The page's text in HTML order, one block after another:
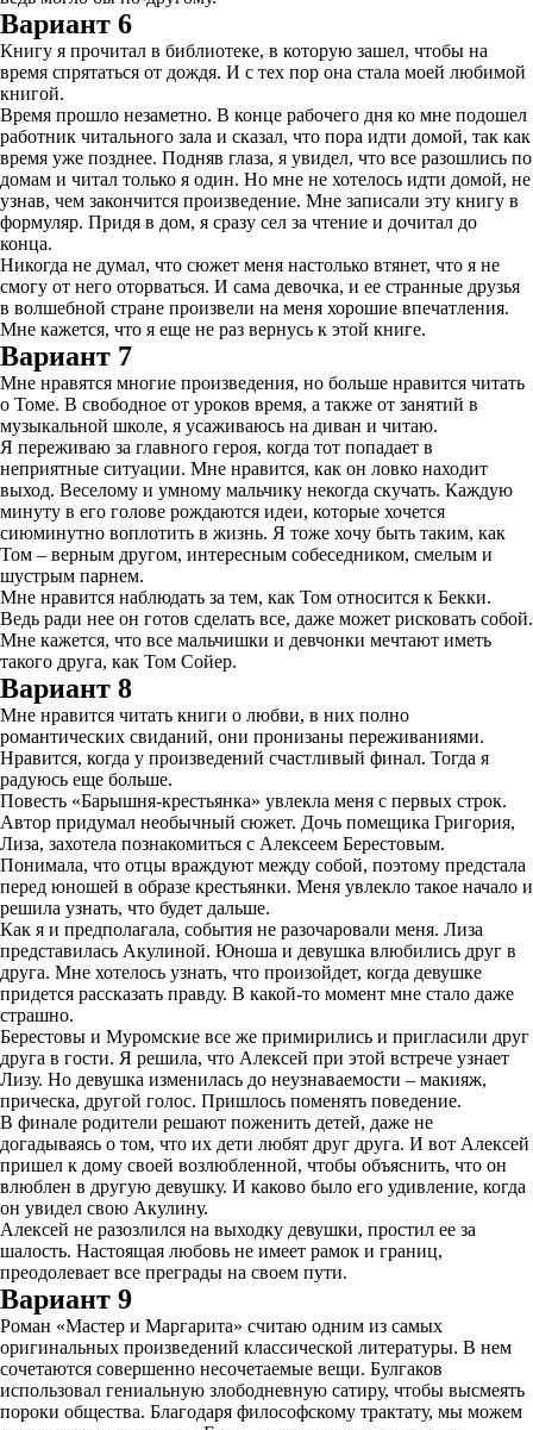
Вариант 6
Книгу я прочитал в библиотеке, в которую зашел, чтобы на
время спрятаться от дождя. И с тех пор она стала моей любимой
книгой.
Время прошло незаметно. В конце рабочего дня ко мне подошел
работник читального зала и сказал, что пора идти домой, так как
время уже позднее. Подняв глаза, я увидел, что все разошлись по
домам и читал только я один. Но мне не хотелось идти домой, не
узнав, чем закончится произведение. Мне записали эту книгу в
формуляр. Придя в дом, я сразу сел за чтение и дочитал до
конца.
Никогда не думал, что сюжет меня настолько втянет, что я не
смогу от него оторваться. И сама девочка, и ее странные друзья
в волшебной стране произвели на меня хорошие впечатления.
Мне кажется, что я еще не раз вернусь к этой книге.
Вариант 7
Мне нравятся многие произведения, но больше нравится читать
о Томе. В свободное от уроков время, а также от занятий в
музыкальной школе, я усаживаюсь на диван и читаю.
Я переживаю за главного героя, когда тот попадает в
неприятные ситуации. Мне нравится, как он ловко находит
выход. Веселому и умному мальчику некогда скучать. Каждую
минуту в его голове рождаются идеи, которые хочется
сиюминутно воплотить в жизнь. Я тоже хочу быть таким, как
Том – верным другом, интересным собеседником, смелым и
шустрым парнем.
Мне нравится наблюдать за тем, как Том относится к Бекки.
Ведь ради нее он готов сделать все, даже может рисковать собой.
Мне кажется, что все мальчишки и девчонки мечтают иметь
такого друга, как Том Сойер.
Вариант 8
Мне нравится читать книги о любви, в них полно
романтических свиданий, они пронизаны переживаниями.
Нравится, когда у произведений счастливый финал. Тогда я
радуюсь еще больше.
Повесть «Барышня-крестьянка» увлекла меня с первых строк.
Автор придумал необычный сюжет. Дочь помещика Григория,
Лиза, захотела познакомиться с Алексеем Берестовым.
Понимала, что отцы враждуют между собой, поэтому предстала
перед юношей в образе крестьянки. Меня увлекло такое начало и
решила узнать, что будет дальше.
Как я и предполагала, события не разочаровали меня. Лиза
представилась Акулиной. Юноша и девушка влюбились друг в
друга. Мне хотелось узнать, что произойдет, когда девушке
придется рассказать правду. В какой-то момент мне стало даже
страшно.
Берестовы и Муромские все же примирились и пригласили друг
друга в гости. Я решила, что Алексей при этой встрече узнает
Лизу. Но девушка изменилась до неузнаваемости – макияж,
прическа, другой голос. Пришлось поменять поведение.
В финале родители решают поженить детей, даже не
догадываясь о том, что их дети любят друг друга. И вот Алексей
пришел к дому своей возлюбленной, чтобы объяснить, что он
влюблен в другую девушку. И каково было его удивление, когда
он увидел свою Акулину.
Алексей не разозлился на выходку девушки, простил ее за
шалость. Настоящая любовь не имеет рамок и границ,
преодолевает все преграды на своем пути.
Вариант 9
Роман «Мастер и Маргарита» считаю одним из самых
оригинальных произведений классической литературы. В нем
сочетаются совершенно несочетаемые вещи. Булгаков
использовал гениальную злободневную сатиру, чтобы высмеять
пороки общества. Благодаря философскому трактату, мы можем